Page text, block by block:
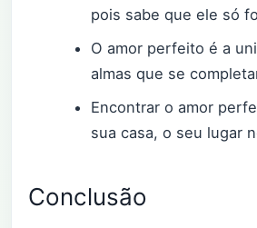
pois sabe que ele só
O amor perfeito é a
almas que se
Encontrar o amor
sua casa, o seu lugar
Conclusão